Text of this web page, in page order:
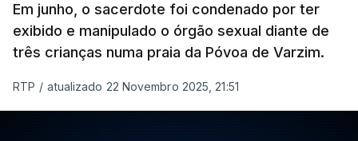
Em junho, o sacerdote foi condenado por ter
exibido e manipulado o órgão sexual diante de
três crianças numa praia da Póvoa de Varzim.
RTP / atualizado 22 Novembro 2025, 21:51